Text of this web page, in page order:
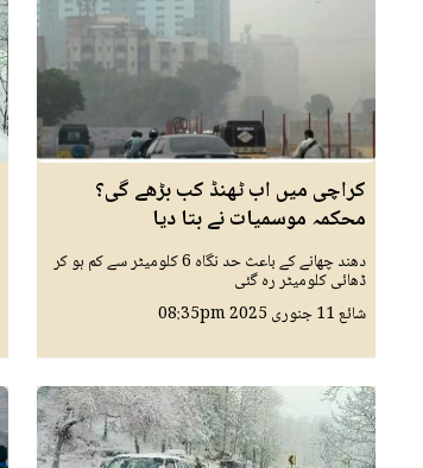
کراچی میں اب ٹھنڈ کب بڑھے گی؟
محکمہ موسمیات نے بتا دیا
دھند چھانے کے باعث حد نگاہ 6 کلومیٹر سے کم ہو کر
ڈھائی کلومیٹر رہ گئی
شائع11 جنوری 2025 08:35pm